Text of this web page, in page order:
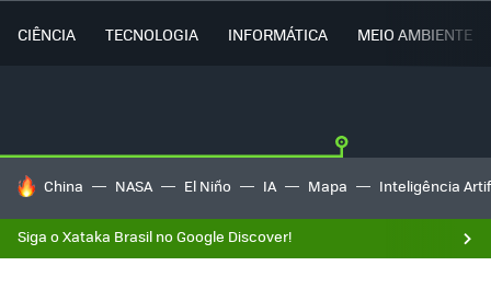
CIÊNCIA TECNOLOGIA INFORMÁTICA MEIO AMBIENTE
TENDÊNCIAS DO DIA
China NASA El Niño IA Mapa Inteligência
Siga o Xataka Brasil no Google Discover!